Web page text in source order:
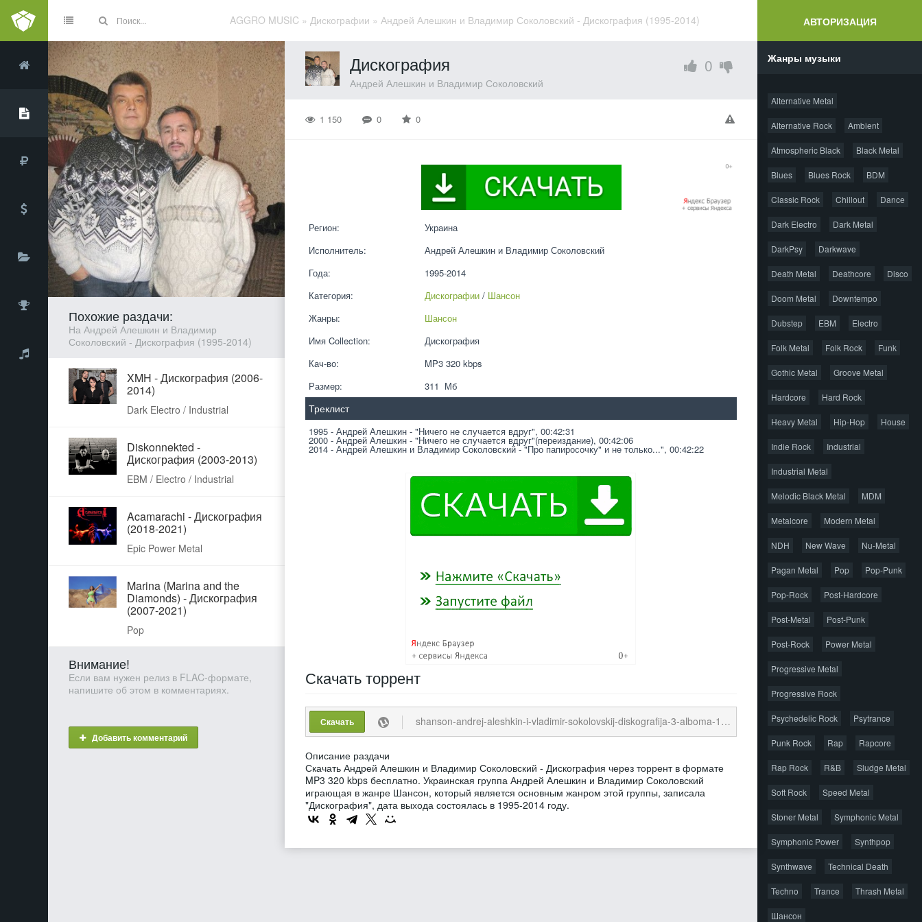
АВТОРИЗАЦИЯ
AGGRO MUSIC » Дискографии » Андрей Алешкин и Владимир Соколовский - Дискография (1995-2014)
Дискография
Андрей Алешкин и Владимир Соколовский
0
1 150 0 0
Регион:
Украина
Исполнитель:
Андрей Алешкин и Владимир Соколовский
Года:
1995-2014
Категория:
Дискографии / Шансон
Жанры:
Шансон
Имя Collection:
Дискография
Кач-во:
MP3 320 kbps
Размер:
311  Мб
Треклист
1995 - Андрей Алешкин - "Ничего не случается вдруг", 00:42:31
2000 - Андрей Алешкин - "Ничего не случается вдруг"(переиздание), 00:42:06
2014 - Андрей Алешкин и Владимир Соколовский - "Про папиросочку" и не только...", 00:42:22
Скачатьторрент
Скачать shanson-andrej-aleshkin-i-vladimir-sokolovskij-diskografija-3-alboma-1995-2014-mp3-320-kbps.torrent 19.61
Описание раздачи
Скачать Андрей Алешкин и Владимир Соколовский - Дискография через торрент в формате
MP3 320 kbps бесплатно. Украинская группа Андрей Алешкин и Владимир Соколовский
играющая в жанре Шансон, который является основным жанром этой группы, записала
"Дискография", дата выхода состоялась в 1995-2014 году.
Похожие раздачи:
На Андрей Алешкин и Владимир
Соколовский - Дискография (1995-2014)
XMH - Дискография (2006-
2014)
Dark Electro / Industrial
Diskonnekted -
Дискография (2003-2013)
EBM / Electro / Industrial
Acamarachi - Дискография
(2018-2021)
Epic Power Metal
Marina (Marina and the
Diamonds) - Дискография
(2007-2021)
Pop
Внимание!
Если вам нужен релиз в FLAC-формате,
напишите об этом в комментариях.
Добавить комментарий
Жанры музыки
Alternative Metal
Alternative Rock Ambient
Atmospheric Black Black Metal
Blues Blues Rock BDM
Classic Rock Chillout Dance
Dark Electro Dark Metal
DarkPsy Darkwave
Death Metal Deathcore Disco
Doom Metal Downtempo
Dubstep EBM Electro
Folk Metal Folk Rock Funk
Gothic Metal Groove Metal
Hardcore Hard Rock
Heavy Metal Hip-Hop House
Indie Rock Industrial
Industrial Metal
Melodic Black Metal MDM
Metalcore Modern Metal
NDH New Wave Nu-Metal
Pagan Metal Pop Pop-Punk
Pop-Rock Post-Hardcore
Post-Metal Post-Punk
Post-Rock Power Metal
Progressive Metal
Progressive Rock
Psychedelic Rock Psytrance
Punk Rock Rap Rapcore
Rap Rock R&B Sludge Metal
Soft Rock Speed Metal
Stoner Metal Symphonic Metal
Symphonic Power Synthpop
Synthwave Technical Death
Techno Trance Thrash Metal
Шансон